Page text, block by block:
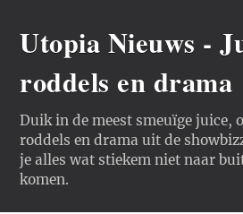
Utopia Nieuws -
roddels en drama
Duik in de meest smeuïge juice,
roddels en drama uit de
je alles wat stiekem niet naar
komen.